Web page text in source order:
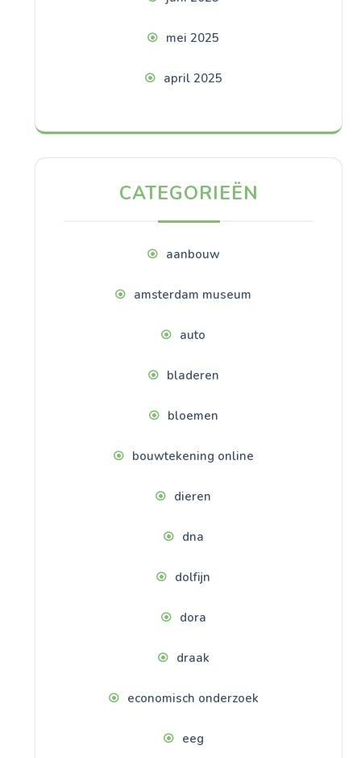
mei 2025
april 2025
CATEGORIEËN
aanbouw
amsterdam museum
auto
bladeren
bloemen
bouwtekening online
dieren
dna
dolfijn
dora
draak
economisch onderzoek
eeg